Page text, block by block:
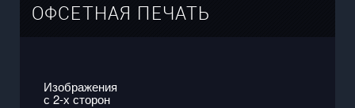
ОФСЕТНАЯ ПЕЧАТЬ
Изображения
с 2-х сторон